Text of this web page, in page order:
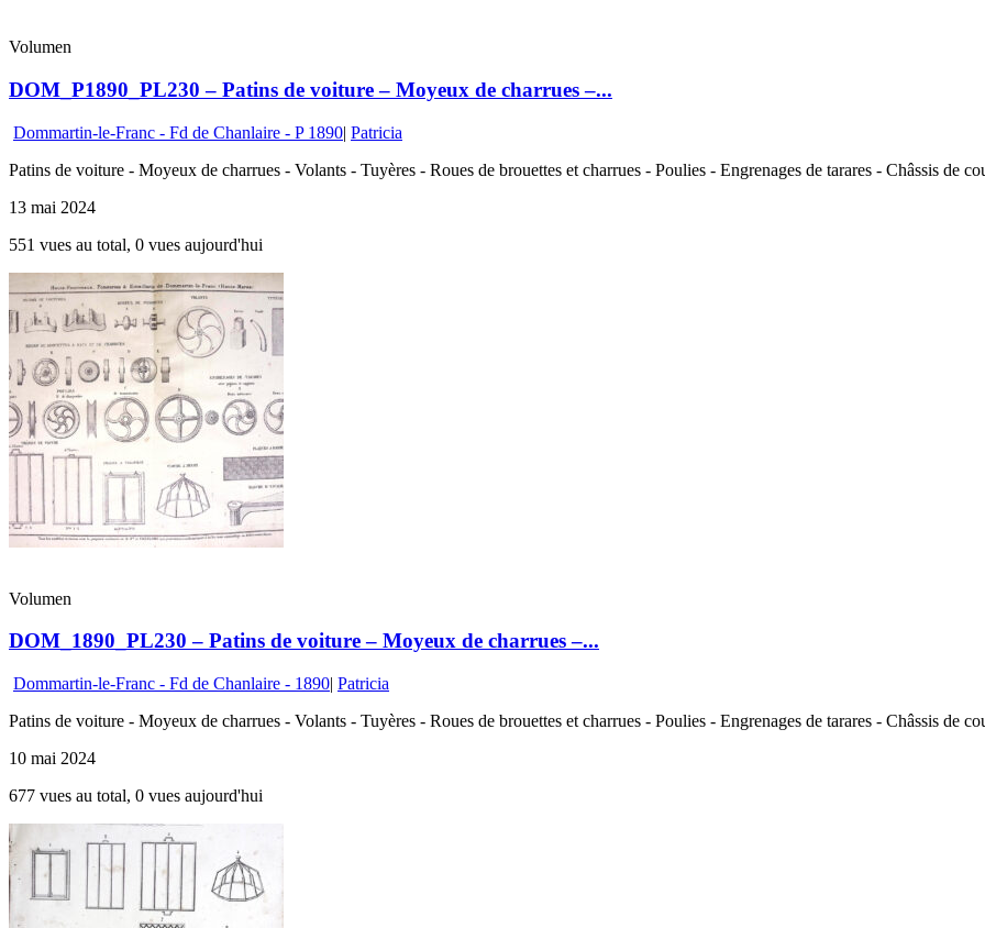
Volumen
DOM_P1890_PL230 – Patins de voiture – Moyeux de charrues –...
Dommartin-le-Franc - Fd de Chanlaire - P 1890| Patricia
Patins de voiture - Moyeux de charrues - Volants - Tuyères - Roues de brouettes et charrues - Poulies - Engrenages de tarares - Châssis de
13 mai 2024
551 vues au total, 0 vues aujourd'hui
Volumen
DOM_1890_PL230 – Patins de voiture – Moyeux de charrues –...
Dommartin-le-Franc - Fd de Chanlaire - 1890| Patricia
Patins de voiture - Moyeux de charrues - Volants - Tuyères - Roues de brouettes et charrues - Poulies - Engrenages de tarares - Châssis de
10 mai 2024
677 vues au total, 0 vues aujourd'hui